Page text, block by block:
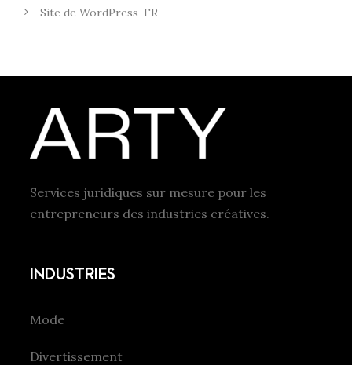
Site de WordPress-FR
Services juridiques sur mesure pour les
entrepreneurs des industries créatives.
INDUSTRIES
Mode
Divertissement